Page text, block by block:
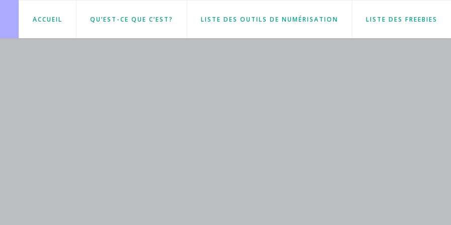
ACCUEIL QU’EST-CE QUE C’EST? LISTE DES OUTILS DE NUMÉRISATION LISTE DES FREEBIES